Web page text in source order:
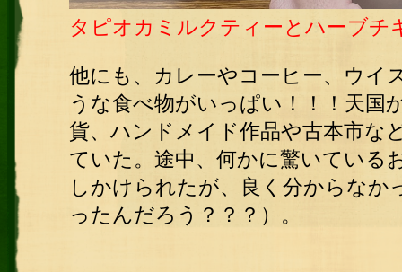
タピオカミルクティーとハーブチ
他にも、カレーやコーヒー、ウイ
うな食べ物がいっぱい！！！天国
貨、ハンドメイド作品や古本市な
ていた。途中、何かに驚いている
しかけられたが、良く分からな
ったんだろう？？？）。